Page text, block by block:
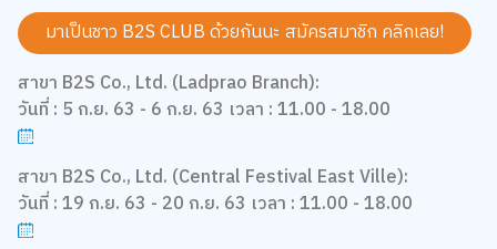
มาเป็นชาว B2S CLUB ด้วยกันนะ สมัครสมาชิก คลิกเลย!
สาขา B2S Co., Ltd. (Ladprao Branch):
วันที่ : 5 ก.ย. 63 - 6 ก.ย. 63 เวลา : 11.00 - 18.00
สาขา B2S Co., Ltd. (Central Festival East Ville):
วันที่ : 19 ก.ย. 63 - 20 ก.ย. 63 เวลา : 11.00 - 18.00